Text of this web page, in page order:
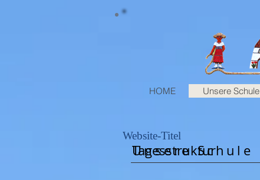
HOME Unsere Schule
Website-Titel
Unsere Schule
Tagesstruktur